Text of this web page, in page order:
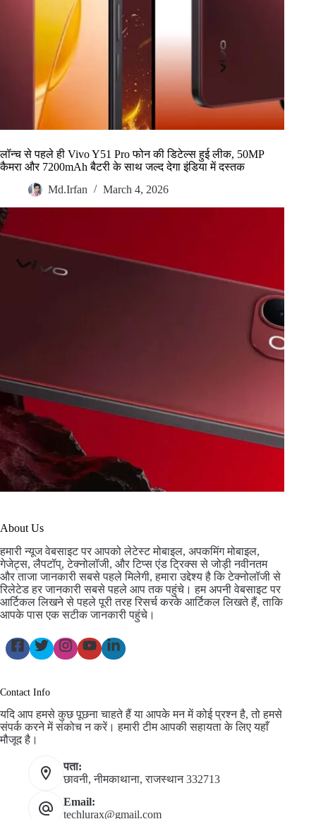
लॉन्च से पहले ही Vivo Y51 Pro फोन की डिटेल्स हुई लीक, 50MP
कैमरा और 7200mAh बैटरी के साथ जल्द देगा इंडिया में दस्तक
Md.Irfan
March 4, 2026
About Us
हमारी न्यूज वेबसाइट पर आपको लेटेस्ट मोबाइल, अपकमिंग मोबाइल,
गेजेट्स, लैपटॉप्, टेक्नोलॉजी, और टिप्स एंड ट्रिक्स से जोड़ी नवीनतम
और ताजा जानकारी सबसे पहले मिलेगी, हमारा उद्देश्य है कि टेक्नोलॉजी से
रिलेटेड हर जानकारी सबसे पहले आप तक पहुंचे। हम अपनी वेबसाइट पर
आर्टिकल लिखने से पहले पूरी तरह रिसर्च करके आर्टिकल लिखते हैं, ताकि
आपके पास एक सटीक जानकारी पहुंचे।
Contact Info
यदि आप हमसे कुछ पूछना चाहते हैं या आपके मन में कोई प्रश्न है, तो हमसे
संपर्क करने में संकोच न करें। हमारी टीम आपकी सहायता के लिए यहाँ
मौजूद है।
पता:
छावनी, नीमकाथाना, राजस्थान 332713
Email:
techlurax@gmail.com